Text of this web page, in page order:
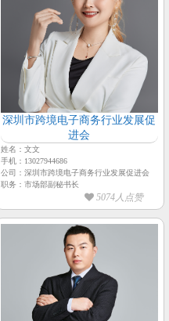
深圳市跨境电子商务行业发展促
进会
姓名：文文
手机：13027944686
公司：深圳市跨境电子商务行业发展促进会
职务：市场部副秘书长
5074人点赞